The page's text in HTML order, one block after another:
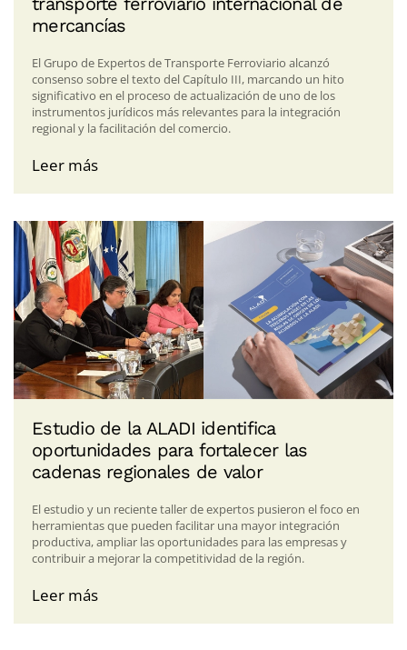
mercancías
El Grupo de Expertos de Transporte Ferroviario alcanzó
consenso sobre el texto del Capítulo III, marcando un hito
significativo en el proceso de actualización de uno de los
instrumentos jurídicos más relevantes para la integración
regional y la facilitación del comercio.
Leer más
Estudio de la ALADI identifica
oportunidades para fortalecer las
cadenas regionales de valor
El estudio y un reciente taller de expertos pusieron el foco en
herramientas que pueden facilitar una mayor integración
productiva, ampliar las oportunidades para las empresas y
contribuir a mejorar la competitividad de la región.
Leer más